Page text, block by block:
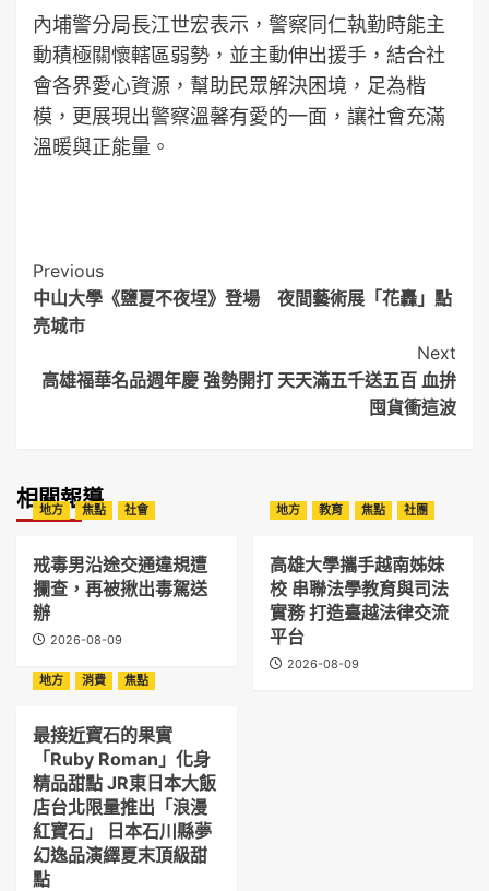
內埔警分局長江世宏表示，警察同仁執勤時能主
動積極關懷轄區弱勢，並主動伸出援手，結合社
會各界愛心資源，幫助民眾解決困境，足為楷
模，更展現出警察溫馨有愛的一面，讓社會充滿
溫暖與正能量。
Post
Navigation
Previous
中山大學《鹽夏不夜埕》登場 夜間藝術展「花轟」點
亮城市
Next
高雄福華名品週年慶 強勢開打 天天滿五千送五百 血拚
囤貨衝這波
相關報導
地方 焦點 社會
戒毒男沿途交通違規遭
攔查，再被揪出毒駕送
辦
2026-08-09
地方 教育 焦點 社團
高雄大學攜手越南姊妹
校 串聯法學教育與司法
實務 打造臺越法律交流
平台
2026-08-09
地方
消費 焦點
最接近寶石的果實
「Ruby Roman」化身
精品甜點 JR東日本大飯
店台北限量推出「浪漫
紅寶石」 日本石川縣夢
幻逸品演繹夏末頂級甜
點